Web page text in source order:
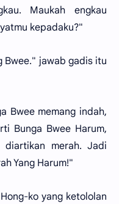
Maukah engkau
kepadaku?"
Bwee." jawab gadis itu
Bwee memang indah,
Bunga Bwee Harum,
merah. Jadi
Yang Harum!"
ko yang ketololan